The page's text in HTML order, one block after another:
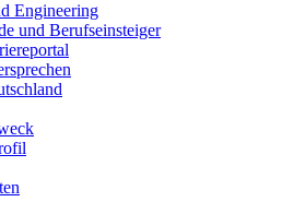
Engineering
und Berufseinsteiger